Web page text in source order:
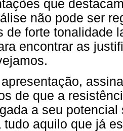
que
não pode ser
de forte tonalidade
encontrar as
de que a
a seu
tudo aquilo que já